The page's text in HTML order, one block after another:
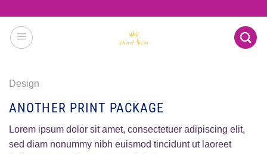
content
Design
ANOTHER PRINT PACKAGE
Lorem ipsum dolor sit amet, consectetuer adipiscing elit,
sed diam nonummy nibh euismod tincidunt ut laoreet